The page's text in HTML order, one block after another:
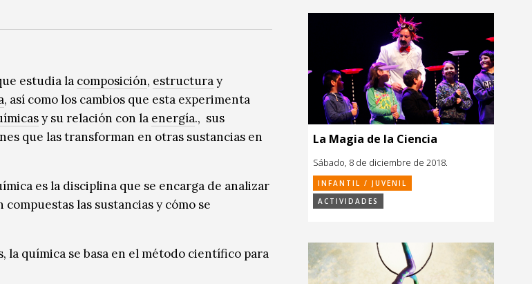
estudia la composición, estructuray
, así como los cambios que esta experimenta
y su relación con la energía., sus
que las transforman en otras sustancias en
es la disciplina que se encarga de analizar
las sustancias y cómo se
la química se basa en el método científico para
La Magia de la Ciencia
Sábado, 8 de diciembre de 2018.
INFANTIL / JUVENIL
ACTIVIDADES